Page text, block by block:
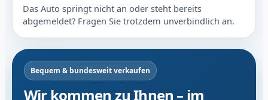
Das Auto springt nicht an oder steht bereits
abgemeldet? Fragen Sie trotzdem unverbindlich an.
Bequem & bundesweit verkaufen
Wir kommen zu Ihnen – im